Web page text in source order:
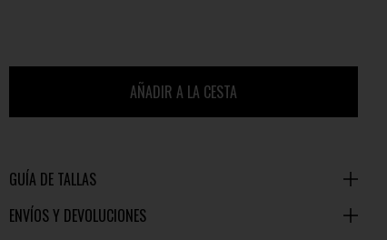
AÑADIR A LA CESTA
GUÍA DE TALLAS
ENVÍOS Y DEVOLUCIONES